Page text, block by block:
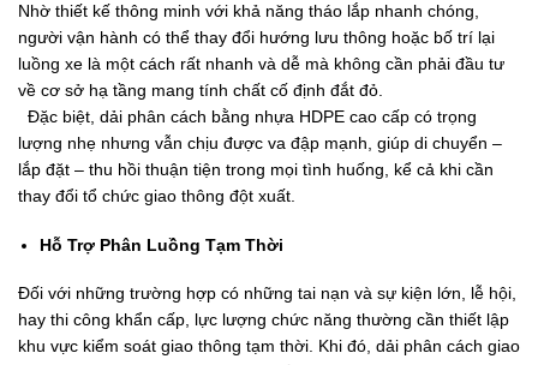
Nhờ thiết kế thông minh với khả năng tháo lắp nhanh chóng,
người vận hành có thể thay đổi hướng lưu thông hoặc bố trí lại
luồng xe là một cách rất nhanh và dễ mà không cần phải đầu tư
về cơ sở hạ tầng mang tính chất cố định đắt đỏ.
Đặc biệt, dải phân cách bằng nhựa HDPE cao cấp có trọng
lượng nhẹ nhưng vẫn chịu được va đập mạnh, giúp di chuyển –
lắp đặt – thu hồi thuận tiện trong mọi tình huống, kể cả khi cần
thay đổi tổ chức giao thông đột xuất.
Hỗ Trợ Phân Luồng Tạm Thời
Đối với những trường hợp có những tai nạn và sự kiện lớn, lễ hội,
hay thi công khẩn cấp, lực lượng chức năng thường cần thiết lập
khu vực kiểm soát giao thông tạm thời. Khi đó, dải phân cách giao